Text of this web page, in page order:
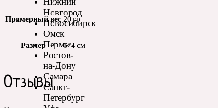
Новгород
Новосибирск
Омск
Пермь
Ростов-
на-Дону
Самара
Санкт-
Петербург
Примерный вес 20 гр
Размер 6*4 см
Отзывы